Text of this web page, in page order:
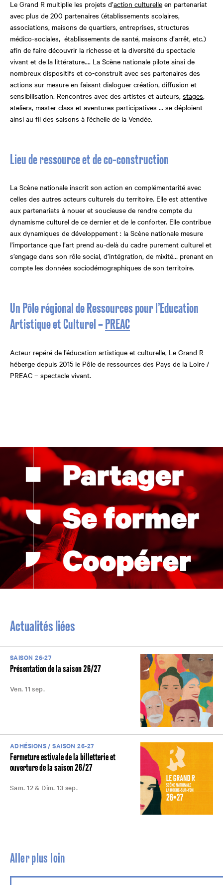
Le Grand R multiplie les projets d’action culturelle en partenariat
avec plus de 200 partenaires (établissements scolaires,
associations, maisons de quartiers, entreprises, structures
médico-sociales, établissements de santé, maisons d’arrêt, etc.)
afin de faire découvrir la richesse et la diversité du spectacle
vivant et de la littérature…. La Scène nationale pilote ainsi de
nombreux dispositifs et co-construit avec ses partenaires des
actions sur mesure en faisant dialoguer création, diffusion et
sensibilisation. Rencontres avec des artistes et auteurs, stages,
ateliers, master class et aventures participatives … se déploient
ainsi au fil des saisons à l’échelle de la Vendée.
Lieu de ressource et de co-construction
La Scène nationale inscrit son action en complémentarité avec
celles des autres acteurs culturels du territoire. Elle est attentive
aux partenariats à nouer et soucieuse de rendre compte du
dynamisme culturel de ce dernier et de le conforter. Elle contribue
aux dynamiques de développement : la Scène nationale mesure
l’importance que l’art prend au-delà du cadre purement culturel et
s’engage dans son rôle social, d’intégration, de mixité… prenant en
compte les données sociodémographiques de son territoire.
Un Pôle régional de Ressources pour l’Education
Artistique et Culturel – PREAC
Acteur repéré de l’éducation artistique et culturelle, Le Grand R
héberge depuis 2015 le Pôle de ressources des Pays de la Loire /
PREAC – spectacle vivant.
Actualités liées
SAISON 26-27
Présentation de la saison 26/27
Ven. 11 sep.
ADHÉSIONS / SAISON 26-27
Fermeture estivale de la billetterie et
ouverture de la saison 26/27
Sam. 12 & Dim. 13 sep.
Aller plus loin